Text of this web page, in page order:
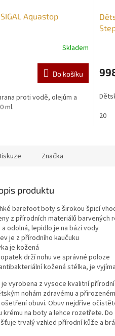
Aquastop
Skladem
Do košíku
proti vodě, olejům a
ml.
20
Značka
produktu
barefoot boty s širokou špicí
z přírodních materiálů barvených
a odolná, lepidlo je na bázi vody
je z přírodního kaučuku
je kožená
drží nohu ve správné poloze
kožená stélka, je
vyrobena z vysoce kvalitní
nohám zdravému a
obuvi. Obuv nejdříve
krému na boty a lehce rozetřete.
trvalý vzhled přírodní kůže a